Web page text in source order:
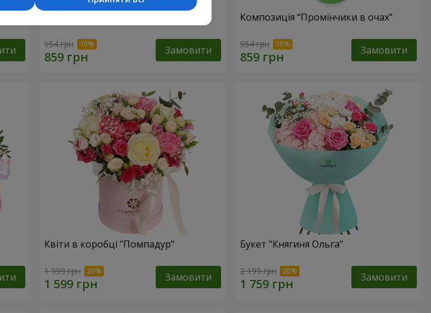
954 грн Замовити
Композиція “Промінчики в очах”
954 грн Замовити
Квіти в коробці "Помпадур"
1 999 грн Замовити
Букет "Княгиня Ольга"
2 199 грн Замовити